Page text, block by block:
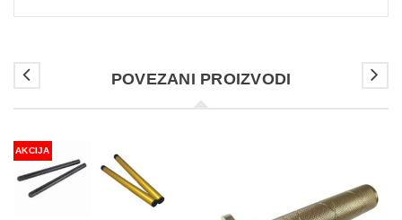
POVEZANI PROIZVODI
AKCIJA